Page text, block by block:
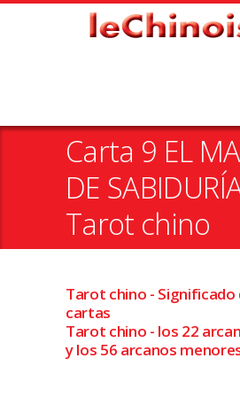
Carta 9 EL
DE
Tarot chino
Tarot chino - Significado
cartas
Tarot chino - los 22
y los 56 arcanos